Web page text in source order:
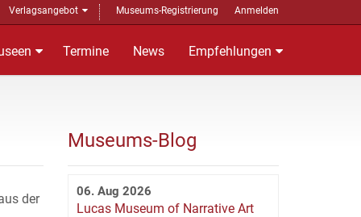
Verlagsangebot Museums-Registrierung Anmelden
Termine News Empfehlungen
der
Museums-Blog
06. Aug 2026
Lucas Museum of Narrative Art